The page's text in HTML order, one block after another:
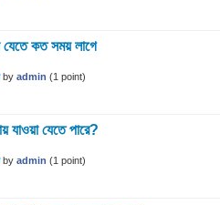
যেতে কত সময় লাগে
by admin (1 point)
যাওয়া যেতে পারে?
by admin (1 point)